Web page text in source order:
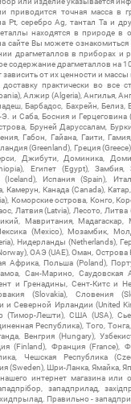
приводится точная масса в
Pt, серебро Ag, тантал Ta и
находятся в природе в
Вы можете ознакомиться
драгметаллов в приборах и
содержание драгметаллов на
от их ценности и массы
практически во все
Алжир (Algeria), Ангилья,
Барбадос, Бахрейн, Белиз,
и Саба, Босния и Герцеговина
Бруней Даруссалам,
Габон, Гайана, Гаити,
(Greenland), Греция
Джибути, Доминика,
Египет (Egypt),
Испания (Spain),
Канада (Canada),
Коморские острова, Конго,
Латвия (Latvia), Лесото,
Мавритания,
(Mexico), Мозамбик,
Нидерланды (Netherlands),
ОАЭ (UAE), Оман, Острова
Африка, Польша (Poland),
Сан-Марино, Саудовская
и Гренадины, Сент-Китс и
(Slovakia), Словения
Северной Ирландии (United
Лешти), США (USA),
Республика), Того,
Венгрия (Hungary),
(Finland), Франция (France),
Чешская Республика
(Sweden), Шри-Ланка, Ямайка,
интернет магазина или
западприлад,
Правильно -